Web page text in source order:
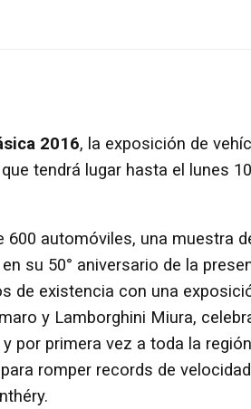
2016, la exposición de
tendrá lugar hasta el lunes
automóviles, una muestra
su 50° aniversario de la
de existencia con una
y Lamborghini Miura,
por primera vez a toda la
romper records de